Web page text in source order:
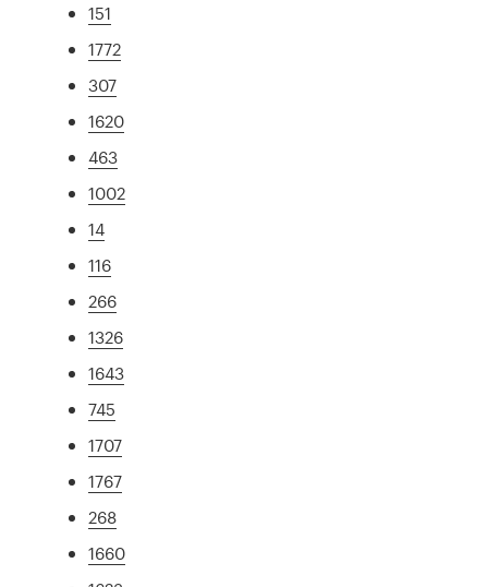
151
1772
307
1620
463
1002
14
116
266
1326
1643
745
1707
1767
268
1660